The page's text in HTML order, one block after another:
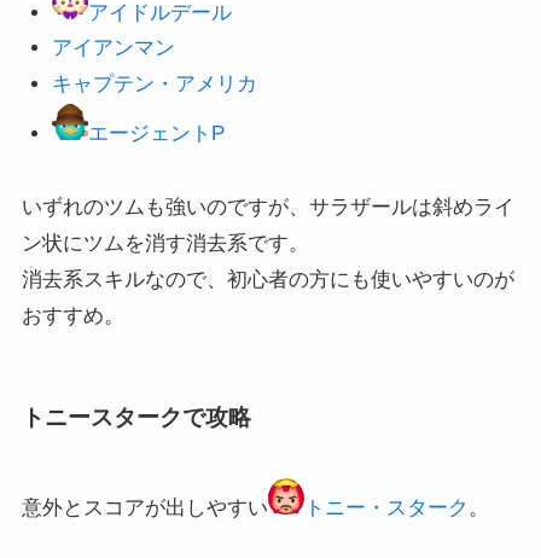
アイドルデール
アイアンマン
キャプテン・アメリカ
エージェントP
いずれのツムも強いのですが、サラザールは斜めライ
ン状にツムを消す消去系です。
消去系スキルなので、初心者の方にも使いやすいのが
おすすめ。
トニースタークで攻略
意外とスコアが出しやすい トニー・スターク 。